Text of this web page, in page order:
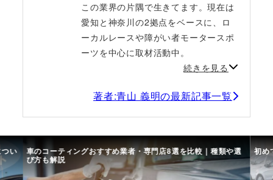
この業界の片隅で生きてます。現在は
愛知と神奈川の2拠点をベースに、ロ
ーカルレースや障がい者モータースポ
ーツを中心に取材活動中。
続きを見る
著者:青山 義明の最新記事一覧
い 車のコーティングおすすめ業者・専門店8選を比較｜種類や選
び方も解説
初め